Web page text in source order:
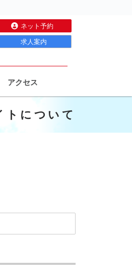
ネット予約
求人案内
アクセス
トについて